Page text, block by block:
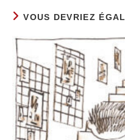
VOUS DEVRIEZ